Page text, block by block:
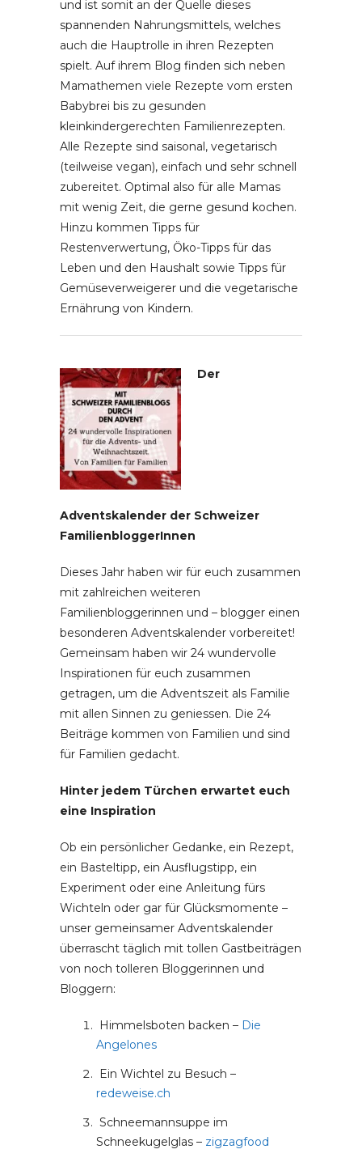
und ist somit an der Quelle dieses
spannenden Nahrungsmittels, welches
auch die Hauptrolle in ihren Rezepten
spielt. Auf ihrem Blog finden sich neben
Mamathemen viele Rezepte vom ersten
Babybrei bis zu gesunden
kleinkindergerechten Familienrezepten.
Alle Rezepte sind saisonal, vegetarisch
(teilweise vegan), einfach und sehr schnell
zubereitet. Optimal also für alle Mamas
mit wenig Zeit, die gerne gesund kochen.
Hinzu kommen Tipps für
Restenverwertung, Öko-Tipps für das
Leben und den Haushalt sowie Tipps für
Gemüseverweigerer und die vegetarische
Ernährung von Kindern.
Der
Adventskalender der Schweizer
FamilienbloggerInnen
Dieses Jahr haben wir für euch zusammen
mit zahlreichen weiteren
Familienbloggerinnen und – blogger einen
besonderen Adventskalender vorbereitet!
Gemeinsam haben wir 24 wundervolle
Inspirationen für euch zusammen
getragen, um die Adventszeit als Familie
mit allen Sinnen zu geniessen. Die 24
Beiträge kommen von Familien und sind
für Familien gedacht.
Hinter jedem Türchen erwartet euch
eine Inspiration
Ob ein persönlicher Gedanke, ein Rezept,
ein Basteltipp, ein Ausflugstipp, ein
Experiment oder eine Anleitung fürs
Wichteln oder gar für Glücksmomente –
unser gemeinsamer Adventskalender
überrascht täglich mit tollen Gastbeiträgen
von noch tolleren Bloggerinnen und
Bloggern:
Himmelsboten backen – Die
Angelones
Ein Wichtel zu Besuch –
redeweise.ch
Schneemannsuppe im
Schneekugelglas – zigzagfood